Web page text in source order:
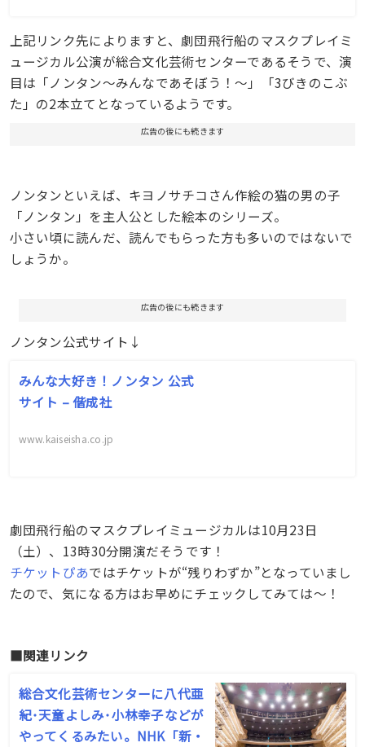
上記リンク先によりますと、劇団飛行船のマスクプレイミ
ュージカル公演が総合文化芸術センターであるそうで、演
目は「ノンタン～みんなであそぼう！～」「3びきのこぶ
た」の2本立てとなっているようです。
広告の後にも続きます
ノンタンといえば、キヨノサチコさん作絵の猫の男の子
「ノンタン」を主人公とした絵本のシリーズ。
小さい頃に読んだ、読んでもらった方も多いのではないで
しょうか。
広告の後にも続きます
ノンタン公式サイト↓
みんな大好き！ノンタン 公式
サイト – 偕成社
www.kaiseisha.co.jp
劇団飛行船のマスクプレイミュージカルは10月23日
（土）、13時30分開演だそうです！
チケットぴあではチケットが“残りわずか”となっていまし
たので、気になる方はお早めにチェックしてみては〜！
■関連リンク
総合文化芸術センターに八代亜
紀･天童よしみ･小林幸子などが
やってくるみたい。NHK「新・